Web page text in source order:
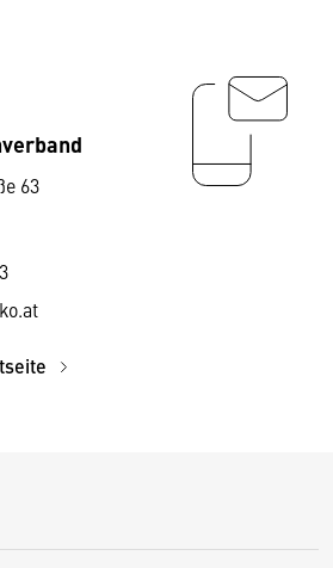
63